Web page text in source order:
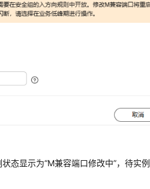
态显示为“M兼容端口修改中”，待实